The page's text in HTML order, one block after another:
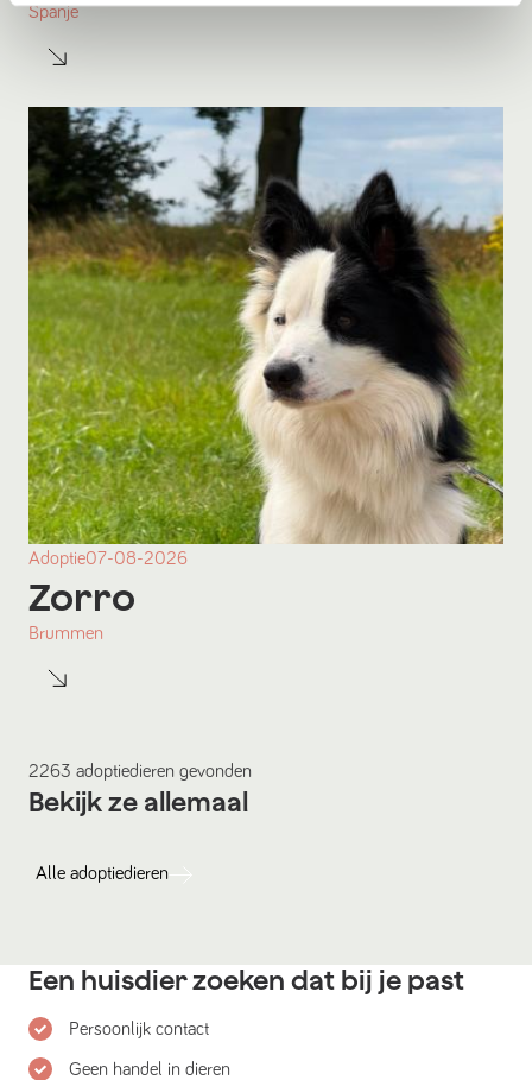
Spanje
Adoptie07-08-2026
Zorro
Brummen
2263 adoptiedieren gevonden
Bekijk ze allemaal
Alle adoptiedieren
Een huisdier zoeken dat bij je past
Persoonlijk contact
Geen handel in dieren